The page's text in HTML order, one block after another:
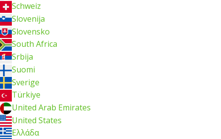
Schweiz
Slovenija
Slovensko
South Africa
Srbija
Suomi
Sverige
Türkiye
United Arab Emirates
United States
Ελλάδα